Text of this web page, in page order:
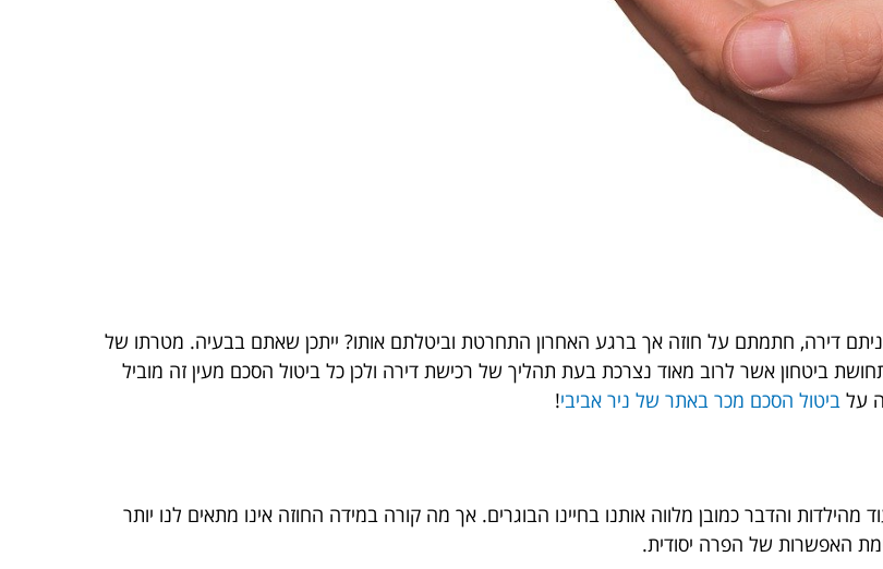
דירה, חתמתם על חוזה אך ברגע האחרון התחרטת וביטלתם אותו? ייתכן שאתם בבעיה. מטרתו של
ביטחון אשר לרוב מאוד נצרכת בעת תהליך של רכישת דירה ולכן כל ביטול הסכם מעין זה מוביל
על ביטול הסכם מכר באתר של ניר אביבי!
מהילדות והדבר כמובן מלווה אותנו בחיינו הבוגרים. אך מה קורה במידה החוזה אינו מתאים לנו יותר
האפשרות של הפרה יסודית.